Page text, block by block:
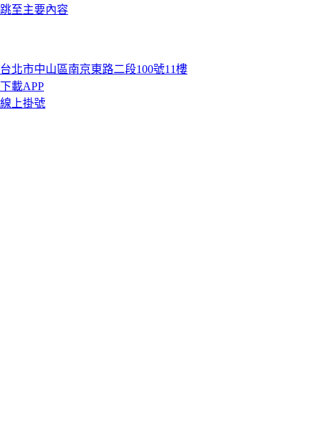
跳至主要內容
台北市中山區南京東路二段100號11樓
下載APP
線上掛號